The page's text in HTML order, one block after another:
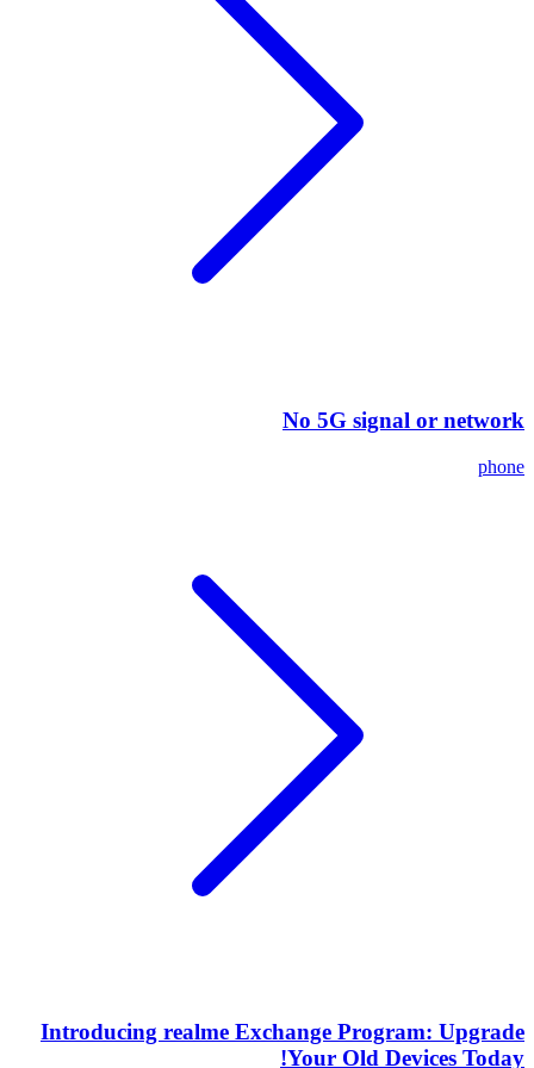
No 5G signal or network
phone
Introducing realme Exchange Program: Upgrade
Your Old Devices Today!